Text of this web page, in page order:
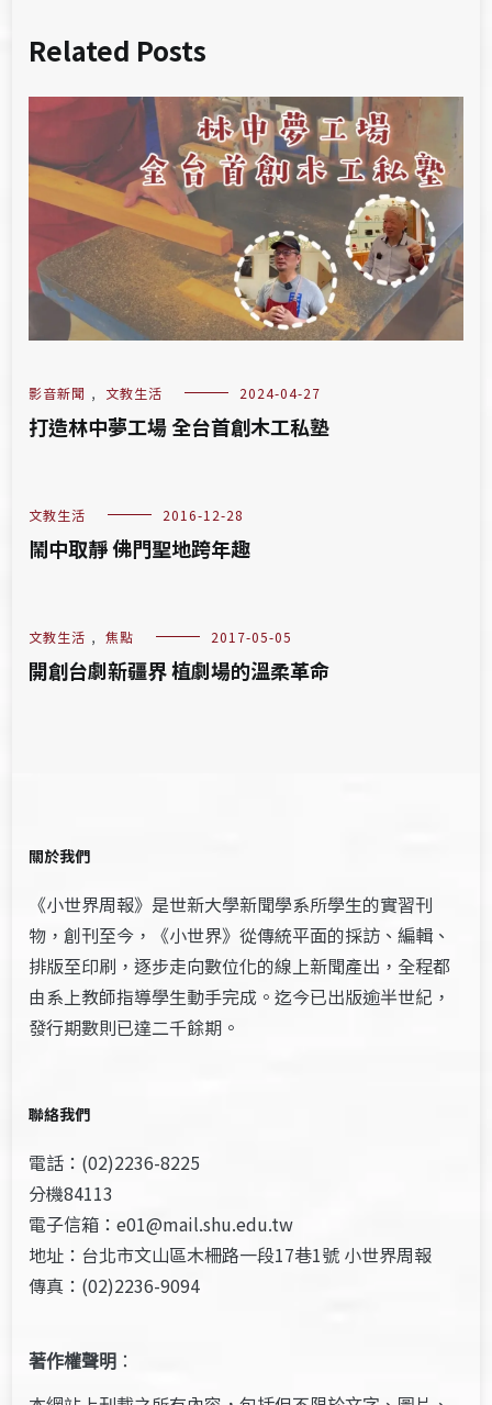
Related Posts
影音新聞 , 文教生活 2024-04-27
打造林中夢工場 全台首創木工私塾
文教生活 2016-12-28
鬧中取靜 佛門聖地跨年趣
文教生活 , 焦點 2017-05-05
開創台劇新疆界 植劇場的溫柔革命
關於我們
《小世界周報》是世新大學新聞學系所學生的實習刊
物，創刊至今，《小世界》從傳統平面的採訪、編輯、
排版至印刷，逐步走向數位化的線上新聞產出，全程都
由系上教師指導學生動手完成。迄今已出版逾半世紀，
發行期數則已達二千餘期。
聯絡我們
電話：(02)2236-8225
分機84113
電子信箱：e01@mail.shu.edu.tw
地址：台北市文山區木柵路一段17巷1號 小世界周報
傳真：(02)2236-9094
著作權聲明 ：